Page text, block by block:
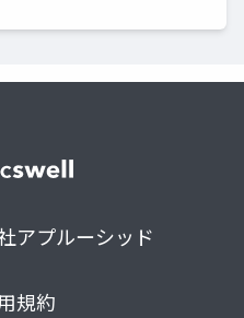
アプルーシッド
規約